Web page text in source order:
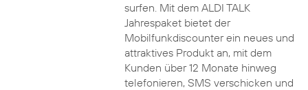
surfen. Mit dem ALDI TALK
Jahrespaket bietet der
Mobilfunkdiscounter ein neues und
attraktives Produkt an, mit dem
Kunden über 12 Monate hinweg
telefonieren, SMS verschicken und